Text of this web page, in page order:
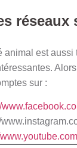
réseaux
animal est
sur :